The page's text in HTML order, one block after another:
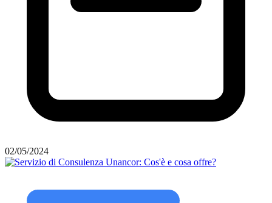
02/05/2024